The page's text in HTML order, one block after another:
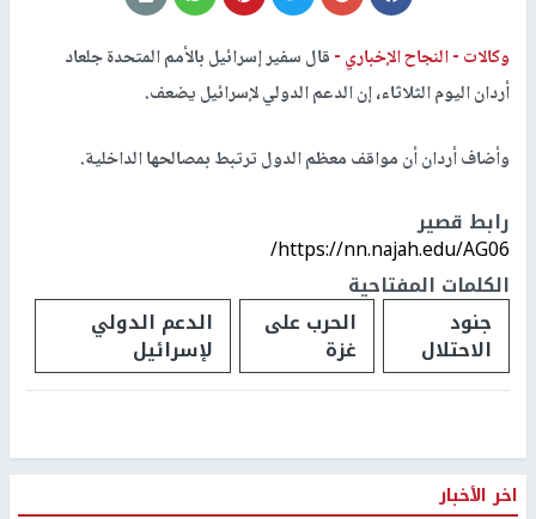
وكالات -النجاح الإخباري -قال سفير إسرائيل بالأمم المتحدة جلعاد
أردان اليوم الثلاثاء، إن الدعم الدولي لإسرائيل يضعف.
وأضاف أردان أن مواقف معظم الدول ترتبط بمصالحها الداخلية.
رابط قصير
https://nn.najah.edu/AG06/
الكلمات المفتاحية
جنود
الاحتلال
الحرب على
غزة
الدعم الدولي
لإسرائيل
اخر الأخبار